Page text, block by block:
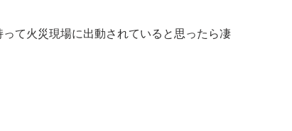
て火災現場に出動されていると思ったら凄